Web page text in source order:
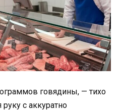
говядины, — тихо
руку с аккуратно